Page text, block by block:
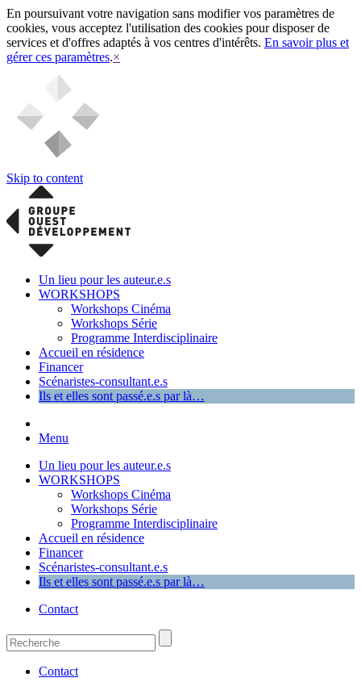
En poursuivant votre navigation sans modifier vos paramètres de
cookies, vous acceptez l'utilisation des cookies pour disposer de
services et d'offres adaptés à vos centres d'intérêts. En savoir plus et
gérer ces paramètres.×
Skip to content
Un lieu pour les auteur.e.s
WORKSHOPS
Workshops Cinéma
Workshops Série
Programme Interdisciplinaire
Accueil en résidence
Financer
Scénaristes-consultant.e.s
Ils et elles sont passé.e.s par là…
Menu
Un lieu pour les auteur.e.s
WORKSHOPS
Workshops Cinéma
Workshops Série
Programme Interdisciplinaire
Accueil en résidence
Financer
Scénaristes-consultant.e.s
Ils et elles sont passé.e.s par là…
Contact
Contact